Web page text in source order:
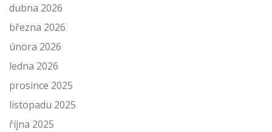
dubna 2026
března 2026
února 2026
ledna 2026
prosince 2025
listopadu 2025
října 2025